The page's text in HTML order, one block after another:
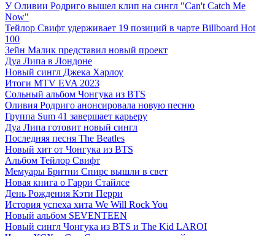
У Оливии Родриго вышел клип на сингл "Can't Catch Me
Now"
Тейлор Свифт удерживает 19 позиций в чарте Billboard Hot
100
Зейн Малик представил новый проект
Дуа Липа в Лондоне
Новый сингл Джека Харлоу
Итоги MTV EVA 2023
Сольный альбом Чонгука из BTS
Оливия Родриго анонсировала новую песню
Группа Sum 41 завершает карьеру
Дуа Липа готовит новый сингл
Последняя песня The Beatles
Новый хит от Чонгука из BTS
Альбом Тейлор Свифт
Мемуары Бритни Спирс вышли в свет
Новая книга о Гарри Стайлсе
День Рождения Кэти Перри
История успеха хита We Will Rock You
Новый альбом SEVENTEEN
Новый сингл Чонгука из BTS и The Kid LAROI